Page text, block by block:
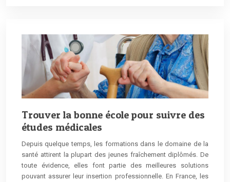
Trouver la bonne école pour suivre des
études médicales
Depuis quelque temps, les formations dans le domaine de la
santé attirent la plupart des jeunes fraîchement diplômés. De
toute évidence, elles font partie des meilleures solutions
pouvant assurer leur insertion professionnelle. En France, les